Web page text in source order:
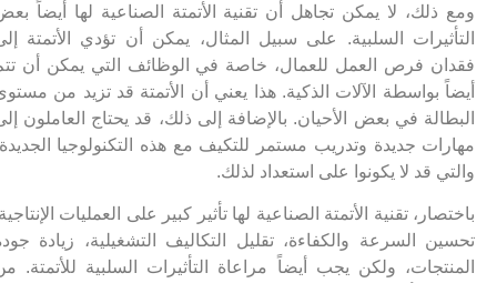
ومع ذلك، لا يمكن تجاهل أن تقنية الأتمتة الصناعية لها أيضاً بعض
التأثيرات السلبية. على سبيل المثال، يمكن أن تؤدي الأتمتة إلى
فقدان فرص العمل للعمال، خاصة في الوظائف التي يمكن أن تتم
أيضاً بواسطة الآلات الذكية. هذا يعني أن الأتمتة قد تزيد من مستوى
البطالة في بعض الأحيان. بالإضافة إلى ذلك، قد يحتاج العاملون إلى
مهارات جديدة وتدريب مستمر للتكيف مع هذه التكنولوجيا الجديدة،
والتي قد لا يكونوا على استعداد لذلك.
باختصار، تقنية الأتمتة الصناعية لها تأثير كبير على العمليات الإنتاجية.
تحسين السرعة والكفاءة، تقليل التكاليف التشغيلية، زيادة جودة
المنتجات، ولكن يجب أيضاً مراعاة التأثيرات السلبية للأتمتة. من